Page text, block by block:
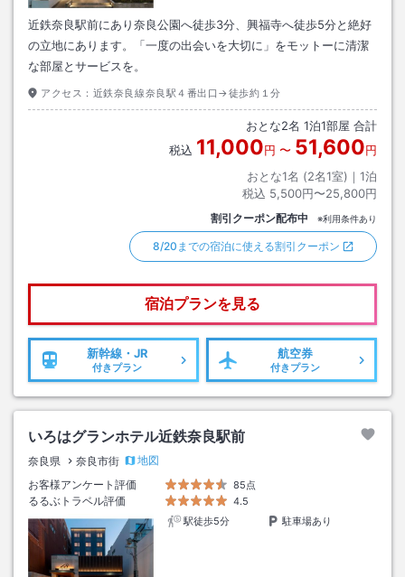
近鉄奈良駅前にあり奈良公園へ徒歩3分、興福寺へ徒歩5分と絶好
の立地にあります。「一度の出会いを大切に」をモットーに清潔
な部屋とサービスを。
アクセス： 近鉄奈良線奈良駅４番出口→徒歩約１分
おとな2名 1泊1部屋 合計
税込 11,000円 〜 51,600円
おとな1名 (2名1室)｜ 1泊
税込 5,500円〜25,800円
割引クーポン配布中 ※利用条件あり
8/20までの宿泊に使える割引クーポン
宿泊プランを見る
新幹線・JR
付きプラン
航空券
付きプラン
いろはグランホテル近鉄奈良駅前
奈良県 奈良市街
地図
お客様アンケート評価
85点
るるぶトラベル評価
4.5
駅徒歩5分
駐車場あり